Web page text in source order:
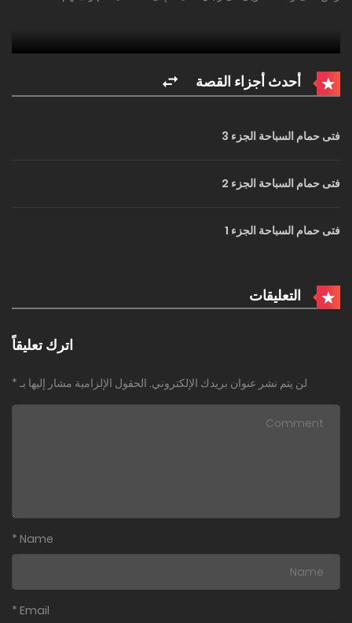
أحدث أجزاء القصة
فتى حمام السباحة الجزء 3
فتى حمام السباحة الجزء 2
فتى حمام السباحة الجزء 1
التعليقات
اترك تعليقاً
لن يتم نشر عنوان بريدك الإلكتروني. الحقول الإلزامية مشار إليها بـ *
Name
*
Email
*